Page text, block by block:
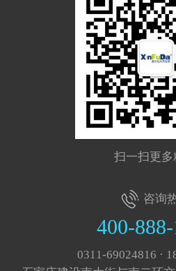
扫一扫更多
咨询
400-
0311-69024816 ·